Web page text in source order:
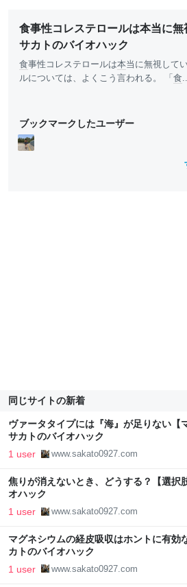
食事性コレステロールは本当に
サカトのバイオハック
食事性コレステロールは本当に無視して
ルについては、よくこう言われる。 「 食
ブックマークしたユーザー
同じサイトの新着
ヴァータタイプには『海』が足りない【
サカトのバイオハック
1 user www.sakato0927.com
焦りが消えないとき、どうする？【選択
オハック
1 user www.sakato0927.com
マグネシウムの経皮吸収はホントに有効
カトのバイオハック
1 user www.sakato0927.com